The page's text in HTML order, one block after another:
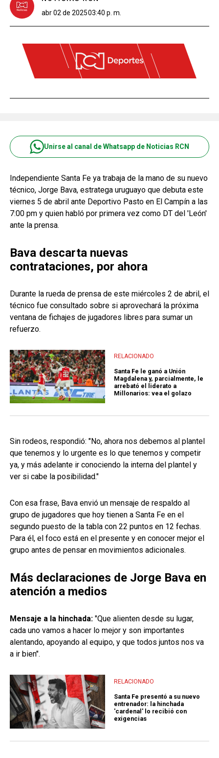
abr 02 de 202503:40 p. m.
Unirse al canal de Whatsapp de Noticias RCN
Independiente Santa Fe ya trabaja de la mano de su nuevo
técnico, Jorge Bava, estratega uruguayo que debuta este
viernes 5 de abril ante Deportivo Pasto en El Campín a las
7:00 pm y quien habló por primera vez como DT del 'León'
ante la prensa.
Bava descarta nuevas
contrataciones, por ahora
Durante la rueda de prensa de este miércoles 2 de abril, el
técnico fue consultado sobre si aprovechará la próxima
ventana de fichajes de jugadores libres para sumar un
refuerzo.
RELACIONADO
Santa Fe le ganó a Unión
Magdalena y, parcialmente, le
arrebató el liderato a
Millonarios: vea el golazo
Sin rodeos, respondió: "No, ahora nos debemos al plantel
que tenemos y lo urgente es lo que tenemos y competir
ya, y más adelante ir conociendo la interna del plantel y
ver si cabe la posibilidad."
Con esa frase, Bava envió un mensaje de respaldo al
grupo de jugadores que hoy tienen a Santa Fe en el
segundo puesto de la tabla con 22 puntos en 12 fechas.
Para él, el foco está en el presente y en conocer mejor el
grupo antes de pensar en movimientos adicionales.
Más declaraciones de Jorge Bava en
atención a medios
Mensaje a la hinchada: "Que alienten desde su lugar,
cada uno vamos a hacer lo mejor y son importantes
alentando, apoyando al equipo, y que todos juntos nos va
a ir bien".
RELACIONADO
Santa Fe presentó a su nuevo
entrenador: la hinchada
'cardenal' lo recibió con
exigencias